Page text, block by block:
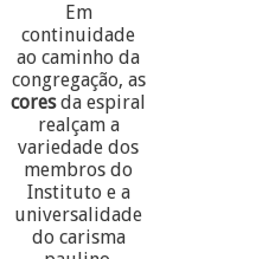
Em
continuidade
ao caminho da
congregação, as
coresda espiral
realçam a
variedade dos
membros do
Instituto e a
universalidade
do carisma